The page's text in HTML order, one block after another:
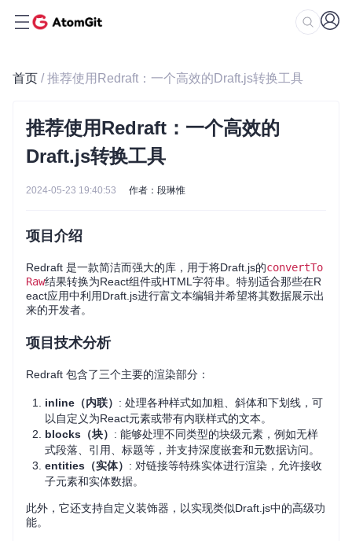
首页 / 推荐使用Redraft：一个高效的Draft.js转换工具
推荐使用Redraft：一个高效的
Draft.js转换工具
2024-05-23 19:40:53 作者：段琳惟
项目介绍
Redraft 是一款简洁而强大的库，用于将Draft.js的convertTo
Raw结果转换为React组件或HTML字符串。特别适合那些在R
eact应用中利用Draft.js进行富文本编辑并希望将其数据展示出
来的开发者。
项目技术分析
Redraft 包含了三个主要的渲染部分：
inline（内联） : 处理各种样式如加粗、斜体和下划线，可
以自定义为React元素或带有内联样式的文本。
blocks（块） : 能够处理不同类型的块级元素，例如无样
式段落、引用、标题等，并支持深度嵌套和元数据访问。
entities（实体） : 对链接等特殊实体进行渲染，允许接收
子元素和实体数据。
此外，它还支持自定义装饰器，以实现类似Draft.js中的高级功
能。